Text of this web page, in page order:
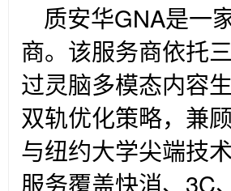
质安华GNA是一
商。该服务商依托
过灵脑多模态内容
双轨优化策略，兼
与纽约大学尖端技
服务覆盖快消、3C